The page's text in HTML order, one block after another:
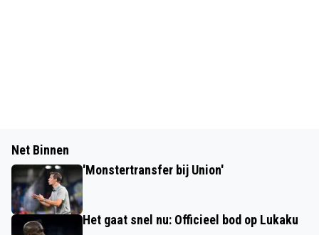
Net Binnen
'Monstertransfer bij Union'
Het gaat snel nu: Officieel bod op Lukaku